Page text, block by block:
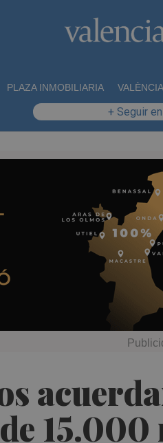
PLAZA INMOBILIARIA VALÈNCIA
+ Seguir
15.000